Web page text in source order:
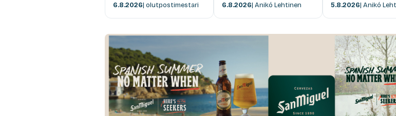
6.8.2026| olutpostimestari 6.8.2026| Anikó Lehtinen 5.8.2026| Anikó